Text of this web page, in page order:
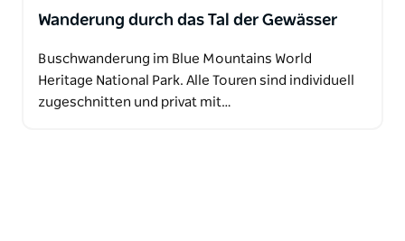
Wanderung durch das Tal der Gewässer
Buschwanderung im Blue Mountains World
Heritage National Park. Alle Touren sind individuell
zugeschnitten und privat mit…